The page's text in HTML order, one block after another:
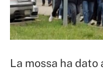
La mossa ha